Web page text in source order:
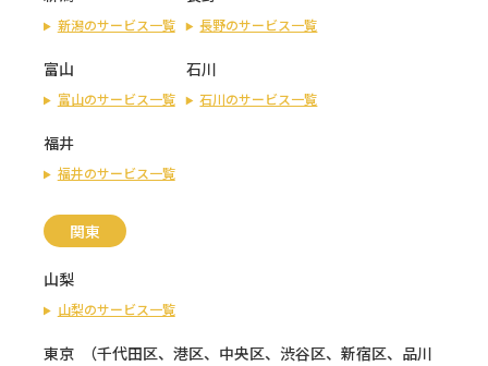
新潟のサービス一覧 長野のサービス一覧
富山
富山のサービス一覧
石川
石川のサービス一覧
福井
福井のサービス一覧
関東
山梨
山梨のサービス一覧
東京 （千代田区、 港区、 中央区、 渋谷区、 新宿区、 品川